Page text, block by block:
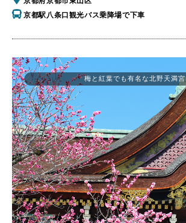
京都駅八条口観光バス乗降場で下車
梅と紅葉でも有名な北野天満宮